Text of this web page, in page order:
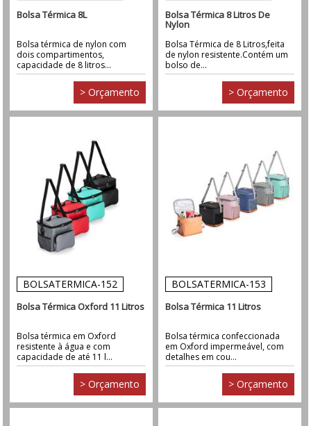
Bolsa Térmica 8L
Bolsa térmica de nylon com
dois compartimentos,
capacidade de 8 litros...
> Orçamento
Bolsa Térmica 8 Litros De
Nylon
Bolsa Térmica de 8 Litros,feita
de nylon resistente.Contém um
bolso de...
> Orçamento
BOLSATERMICA-152
Bolsa Térmica Oxford 11 Litros
Bolsa térmica em Oxford
resistente à água e com
capacidade de até 11 l...
> Orçamento
BOLSATERMICA-153
Bolsa Térmica 11 Litros
Bolsa térmica confeccionada
em Oxford impermeável, com
detalhes em cou...
> Orçamento